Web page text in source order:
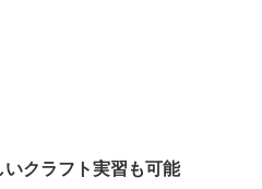
クラフト実習も可能